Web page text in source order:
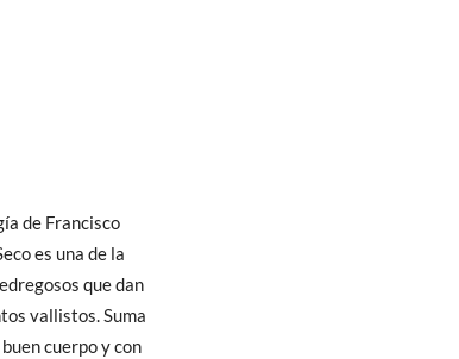
de Francisco
es una de la
que dan
vallistos. Suma
cuerpo y con